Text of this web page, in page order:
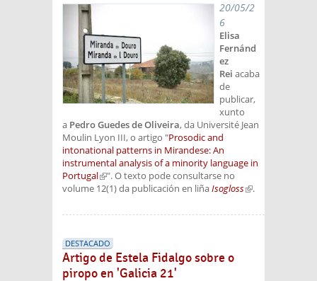
20/05/2
6
Elisa
Fernánd
ez
Rei acaba
de
publicar,
xunto
a Pedro Guedes de Oliveira, da Université Jean
Moulin Lyon III, o artigo "Prosodic and
intonational patterns in Mirandese: An
instrumental analysis of a minority language in
Portugal(link is external)
". O texto pode consultarse no
volume 12(1) da publicación en liñaIsogloss(link is
.
DESTACADO
Artigo de Estela Fidalgo sobre o
piropo en 'Galicia 21'